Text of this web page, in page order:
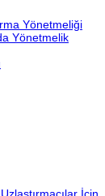
Yönetmeliği
Yönetmelik